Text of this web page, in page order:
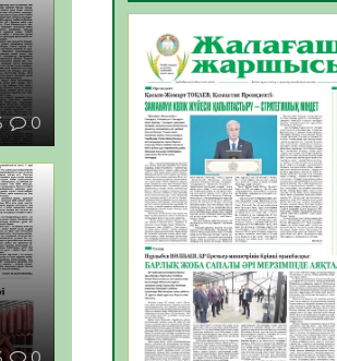
0
ҚОҒАМДЫҚ
ЕЛ ДАМУЫНЫҢ
06.08.2026
ҚҰРЫЛТАЙ САЙЛАУЫ
БОЛАШАҚҚА БАСТАР
ЖАУАПТЫ ТАҢДАУ
06.08.2026
Инфекциялық
қарсы иммундау
жұмыстарының
06.08.2026
Көкжөтел ауруы